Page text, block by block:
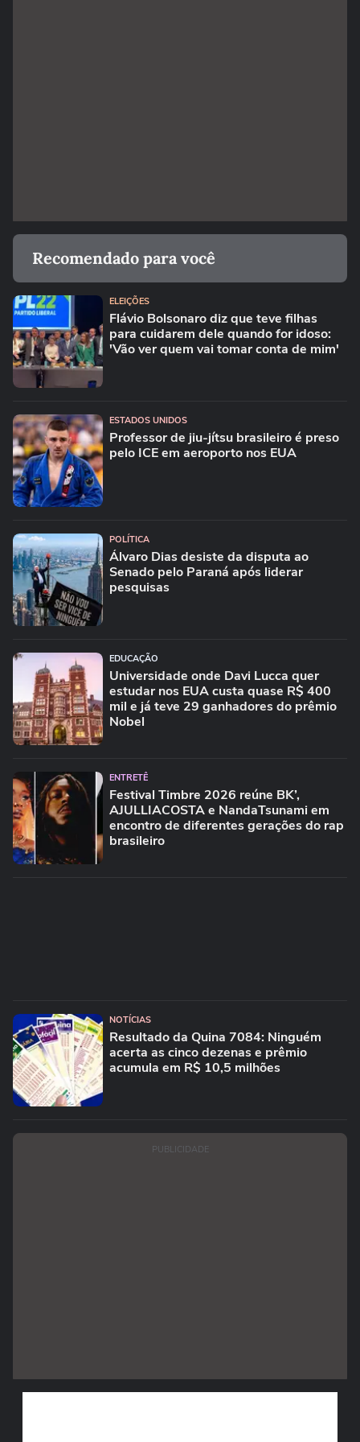
Recomendado para você
ELEIÇÕES
Flávio Bolsonaro diz que teve filhas
para cuidarem dele quando for idoso:
'Vão ver quem vai tomar conta de mim'
ESTADOS UNIDOS
Professor de jiu-jítsu brasileiro é preso
pelo ICE em aeroporto nos EUA
POLÍTICA
Álvaro Dias desiste da disputa ao
Senado pelo Paraná após liderar
pesquisas
EDUCAÇÃO
Universidade onde Davi Lucca quer
estudar nos EUA custa quase R$ 400
mil e já teve 29 ganhadores do prêmio
Nobel
ENTRETÊ
Festival Timbre 2026 reúne BK’,
AJULLIACOSTA e NandaTsunami em
encontro de diferentes gerações do rap
brasileiro
NOTÍCIAS
Resultado da Quina 7084: Ninguém
acerta as cinco dezenas e prêmio
acumula em R$ 10,5 milhões
PUBLICIDADE